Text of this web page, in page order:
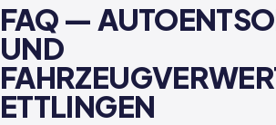
FAQ —
UND
ETTLINGEN